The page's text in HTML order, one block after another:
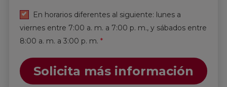
En horarios diferentes al siguiente: lunes a
viernes entre 7:00 a. m. a 7:00 p. m., y sábados entre
8:00 a. m. a 3:00 p. m. *
Solicita más información